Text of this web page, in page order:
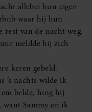
allebei hun eigen
waar hij hun
rest van de nacht weg.
meldde hij zich
keren gebeld.
’s nachts wilde ik
belde, hing hij
want Sammy en ik